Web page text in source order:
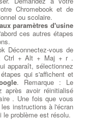
Chromebook et de
ou scolaire.
paramètres d'usine
ces autres étapes
Déconnectez-vous de
Ctrl + Alt + Maj + r .
apparaît, sélectionnez
qui s'affichent et
. Remarque : Le
après avoir réinitialisé
. Une fois que vous
instructions à l'écran
le problème est résolu.